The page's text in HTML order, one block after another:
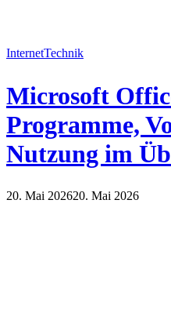
InternetTechnik
Microsoft
Programme,
Nutzung im
20. Mai 202620. Mai 2026